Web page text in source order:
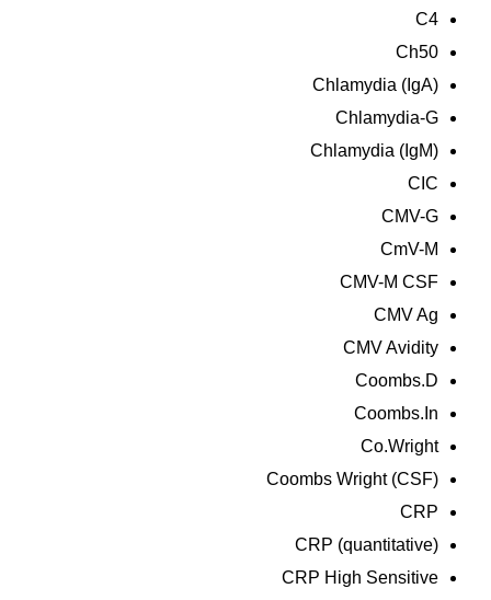
C4
Ch50
Chlamydia (IgA)
Chlamydia-G
Chlamydia (IgM)
CIC
CMV-G
CmV-M
CMV-M CSF
CMV Ag
CMV Avidity
Coombs.D
Coombs.In
Co.Wright
Coombs Wright (CSF)
CRP
CRP (quantitative)
CRP High Sensitive